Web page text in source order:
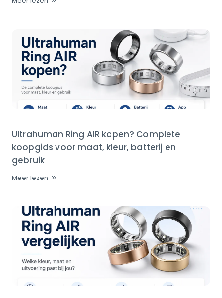
Ultrahuman Ring AIR kopen? Complete
koopgids voor maat, kleur, batterij en
gebruik
Meer lezen